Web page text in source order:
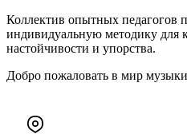
Коллектив опытных педагогов
индивидуальную методику для
настойчивости и упорства.
Добро пожаловать в мир